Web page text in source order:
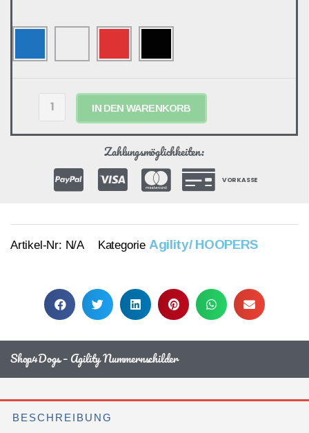
IN DEN WARENKORB
Zahlungsmöglichkeiten:
VORKASSE
Artikel-Nr: N/A Kategorie Agility/ HOOPERS
Shop4Dogs – Agility Nummernschilder
BESCHREIBUNG